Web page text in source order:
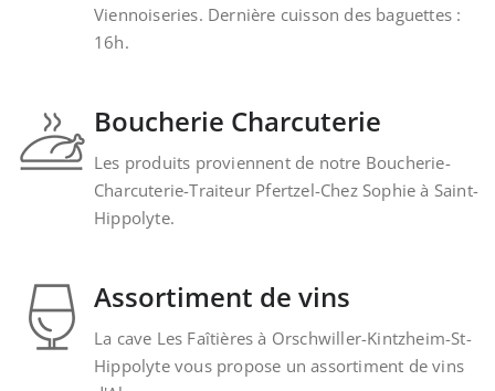
Viennoiseries. Dernière cuisson des baguettes :
16h.
Boucherie Charcuterie
Les produits proviennent de notre Boucherie-
Charcuterie-Traiteur Pfertzel-Chez Sophie à Saint-
Hippolyte.
Assortiment de vins
La cave Les Faîtières à Orschwiller-Kintzheim-St-
Hippolyte vous propose un assortiment de vins